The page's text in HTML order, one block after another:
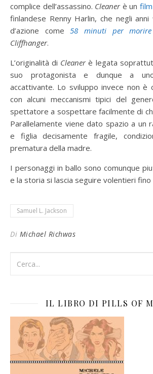
complice dell’assassino. Cleanerè un
finlandese Renny Harlin, che negli
d’azione come58 minuti per
Cliffhanger.
L’originalità di Cleanerè legata
suo protagonista e dunque a
accattivante. Lo sviluppo invece non è
con alcuni meccanismi tipici del
spettatore a sospettare facilmente di
Parallelamente viene dato spazio a un
e figlia decisamente fragile,
prematura della madre.
I personaggi in ballo sono comunque
e la storia si lascia seguire volentieri fino
Samuel L. Jackson
Di Michael Richwas
IL LIBRO DI PILLS OF